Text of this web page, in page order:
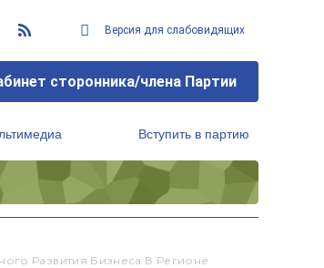
Версия для слабовидящих
сторонника/члена Партии
Вступить в партию
Развития Бизнеса В Регионе